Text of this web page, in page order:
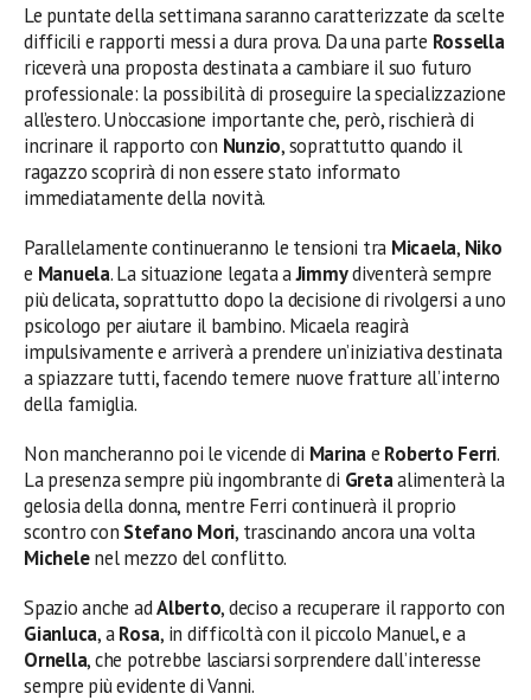
Le puntate della settimana saranno caratterizzate da scelte
difficili e rapporti messi a dura prova. Da una parte Rossella
riceverà una proposta destinata a cambiare il suo futuro
professionale: la possibilità di proseguire la specializzazione
all’estero. Un’occasione importante che, però, rischierà di
incrinare il rapporto con Nunzio, soprattutto quando il
ragazzo scoprirà di non essere stato informato
immediatamente della novità.
Parallelamente continueranno le tensioni tra Micaela, Niko
e Manuela. La situazione legata aJimmydiventerà sempre
più delicata, soprattutto dopo la decisione di rivolgersi a uno
psicologo per aiutare il bambino. Micaela reagirà
impulsivamente e arriverà a prendere un’iniziativa destinata
a spiazzare tutti, facendo temere nuove fratture all’interno
della famiglia.
Non mancheranno poi le vicende di Marinae Roberto Ferri.
La presenza sempre più ingombrante di Gretaalimenterà la
gelosia della donna, mentre Ferri continuerà il proprio
scontro con Stefano Mori, trascinando ancora una volta
Michelenel mezzo del conflitto.
Spazio anche adAlberto, deciso a recuperare il rapporto con
Gianluca, aRosa, in difficoltà con il piccolo Manuel, e a
Ornella, che potrebbe lasciarsi sorprendere dall’interesse
sempre più evidente di Vanni.